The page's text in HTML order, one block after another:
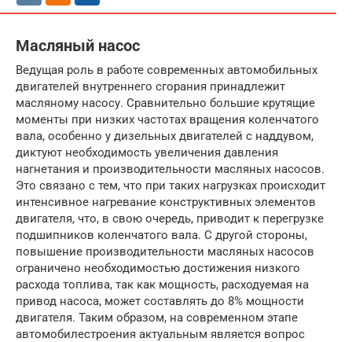
Масляный насос
Ведущая роль в работе современных автомобильных
двигателей внутреннего сгорания принадлежит
масляному насосу. Сравнительно большие крутящие
моменты при низких частотах вращения коленчатого
вала, особенно у дизельных двигателей с наддувом,
диктуют необходимость увеличения давления
нагнетания и производительности масляных насосов.
Это связано с тем, что при таких нагрузках происходит
интенсивное нагревание конструктивных элементов
двигателя, что, в свою очередь, приводит к перегрузке
подшипников коленчатого вала. С другой стороны,
повышение производительности масляных насосов
ограничено необходимостью достижения низкого
расхода топлива, так как мощность, расходуемая на
привод насоса, может составлять до 8% мощности
двигателя. Таким образом, на современном этапе
автомобилестроения актуальным является вопрос